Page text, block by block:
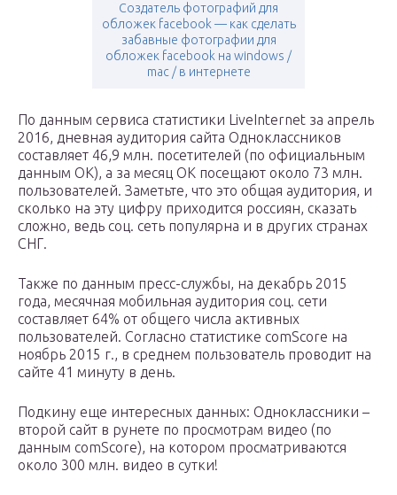
Создатель фотографий для
обложек facebook — как сделать
забавные фотографии для
обложек facebook на windows /
mac / в интернете
По данным сервиса статистики LiveInternet за апрель
2016, дневная аудитория сайта Одноклассников
составляет 46,9 млн. посетителей (по официальным
данным ОК), а за месяц ОК посещают около 73 млн.
пользователей. Заметьте, что это общая аудитория, и
сколько на эту цифру приходится россиян, сказать
сложно, ведь соц. сеть популярна и в других странах
СНГ.
Также по данным пресс-службы, на декабрь 2015
года, месячная мобильная аудитория соц. сети
составляет 64% от общего числа активных
пользователей. Согласно статистике comScore на
ноябрь 2015 г., в среднем пользователь проводит на
сайте 41 минуту в день.
Подкину еще интересных данных: Одноклассники –
второй сайт в рунете по просмотрам видео (по
данным comScore), на котором просматриваются
около 300 млн. видео в сутки!